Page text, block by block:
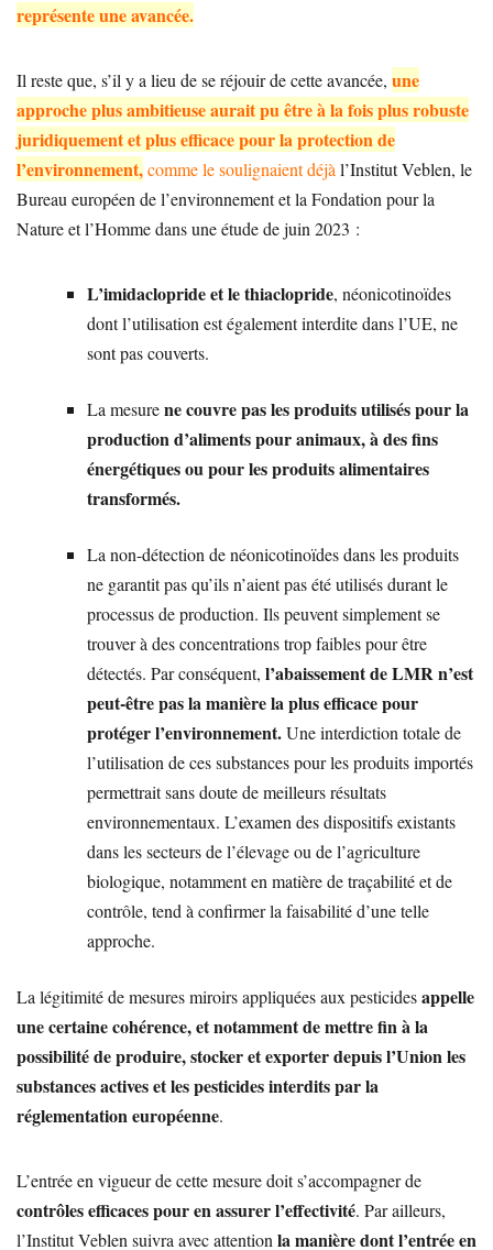
représente une avancée.
Il reste que, s’il y a lieu de se réjouir de cette avancée, une
approche plus ambitieuse aurait pu être à la fois plus robuste
juridiquement et plus efficace pour la protection de
l’environnement,comme le soulignaient déjà l’Institut Veblen, le
Bureau européen de l’environnement et la Fondation pour la
Nature et l’Homme dans une étude de juin 2023 :
L’imidaclopride et le thiaclopride, néonicotinoïdes
dont l’utilisation est également interdite dans l’UE, ne
sont pas couverts.
La mesurene couvre pas les produits utilisés pour la
production d’aliments pour animaux, à des fins
énergétiques ou pour les produits alimentaires
transformés.
La non-détection de néonicotinoïdes dans les produits
ne garantit pas qu’ils n’aient pas été utilisés durant le
processus de production. Ils peuvent simplement se
trouver à des concentrations trop faibles pour être
détectés. Par conséquent, l’abaissement de LMR n’est
peut-être pas la manière la plus efficace pour
protéger l’environnement.Une interdiction totale de
l’utilisation de ces substances pour les produits importés
permettrait sans doute de meilleurs résultats
environnementaux. L’examen des dispositifs existants
dans les secteurs de l’élevage ou de l’agriculture
biologique, notamment en matière de traçabilité et de
contrôle, tend à confirmer la faisabilité d’une telle
approche.
La légitimité de mesures miroirs appliquées aux pesticidesappelle
une certaine cohérence, et notamment de mettre fin à la
possibilité de produire, stocker et exporter depuis l’Union les
substances actives et les pesticides interdits par la
réglementation européenne.
L’entrée en vigueur de cette mesure doit s’accompagner de
contrôles efficaces pour en assurer l’effectivité. Par ailleurs,
l’Institut Veblen suivra avec attention la manière dont l’entrée en